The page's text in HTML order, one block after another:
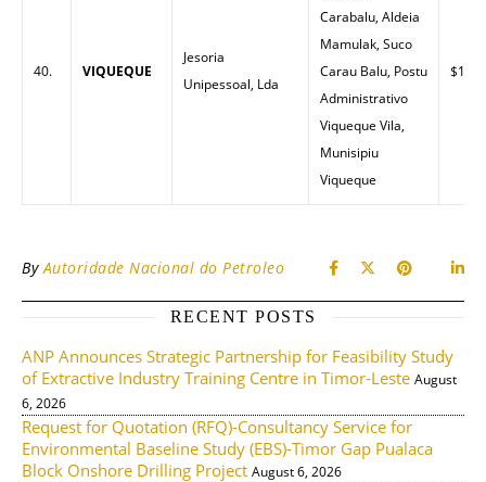
40. VIQUEQUE
Jesoria
Unipessoal, Lda
Carabalu, Aldeia
Mamulak, Suco
Carau Balu, Postu
Administrativo
Viqueque Vila,
Munisipiu
Viqueque
$1.49
ByAutoridade Nacional do Petroleo
RECENT POSTS
ANP Announces Strategic Partnership for Feasibility Study
of Extractive Industry Training Centre in Timor-Leste August
6, 2026
Request for Quotation (RFQ)-Consultancy Service for
Environmental Baseline Study (EBS)-Timor Gap Pualaca
Block Onshore Drilling Project August 6, 2026